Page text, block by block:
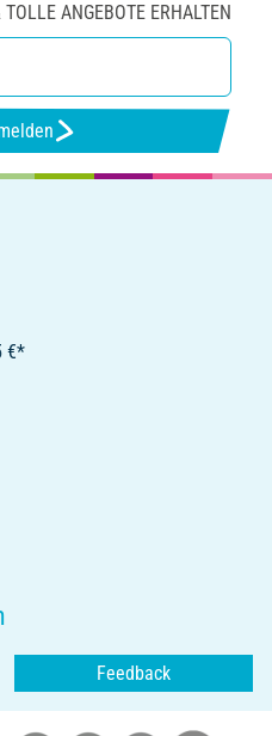
ANGEBOTE ERHALTEN
€*
Feedback